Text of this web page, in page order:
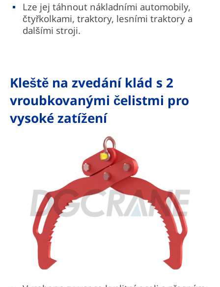
Lze jej táhnout nákladními automobily,
čtyřkolkami, traktory, lesními traktory a
dalšími stroji.
Kleště na zvedání klád s 2
vroubkovanými čelistmi pro
vysoké zatížení